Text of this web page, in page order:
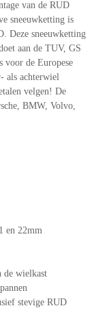
van de RUD
sneeuwketting is
Deze sneeuwketting
aan de TUV, GS
de Europese
als achterwiel
velgen! De
BMW, Volvo,
en 22mm
de wielkast
stevige RUD